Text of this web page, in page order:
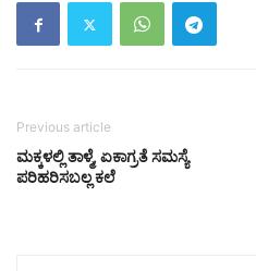
Previous article
ಮಕ್ಕಳಲ್ಲಿ ತಾಳ್ಮೆ, ಏಕಾಗ್ರತೆ ಸಮಸ್ಯೆ
ಪರಿಹರಿಸಬಲ್ಲ ಕಲೆ